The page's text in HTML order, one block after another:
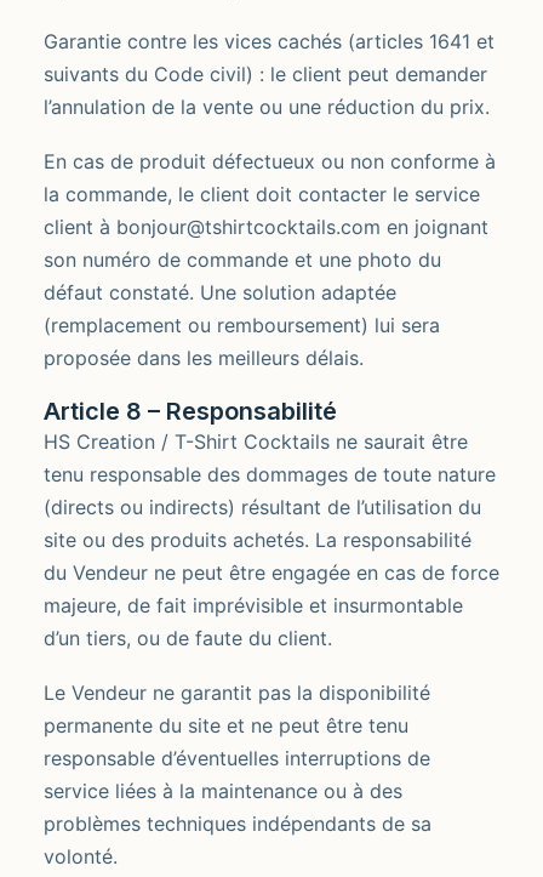
Garantie contre les vices cachés (articles 1641 et
suivants du Code civil) : le client peut demander
l’annulation de la vente ou une réduction du prix.
En cas de produit défectueux ou non conforme à
la commande, le client doit contacter le service
client à bonjour@tshirtcocktails.com en joignant
son numéro de commande et une photo du
défaut constaté. Une solution adaptée
(remplacement ou remboursement) lui sera
proposée dans les meilleurs délais.
Article 8 – Responsabilité
HS Creation / T-Shirt Cocktails ne saurait être
tenu responsable des dommages de toute nature
(directs ou indirects) résultant de l’utilisation du
site ou des produits achetés. La responsabilité
du Vendeur ne peut être engagée en cas de force
majeure, de fait imprévisible et insurmontable
d’un tiers, ou de faute du client.
Le Vendeur ne garantit pas la disponibilité
permanente du site et ne peut être tenu
responsable d’éventuelles interruptions de
service liées à la maintenance ou à des
problèmes techniques indépendants de sa
volonté.